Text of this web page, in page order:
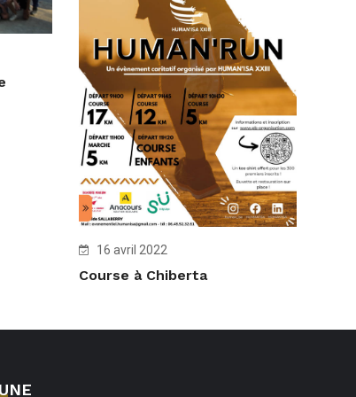
16 avril 2022
Course à Chiberta